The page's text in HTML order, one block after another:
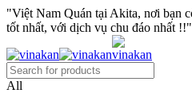
"Việt Nam Quán tại Akita, nơi bạn
tốt nhất, với dịch vụ chu đáo nhất !!"
All